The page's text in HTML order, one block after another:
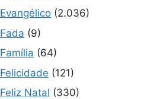
Evangélico (2.036)
Fada (9)
Família (64)
Felicidade (121)
Feliz Natal (330)